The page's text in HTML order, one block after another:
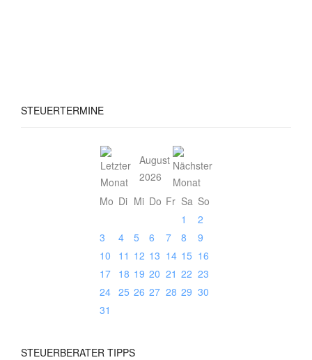
STEUERTERMINE
August
2026
Mo Di Mi Do Fr Sa So
1
2
3
4 5 6 7 8
9
10
11 12 13 14 15 16
17
18 19 20 21 22 23
24 25 26 27 28 29 30
31
STEUERBERATER TIPPS